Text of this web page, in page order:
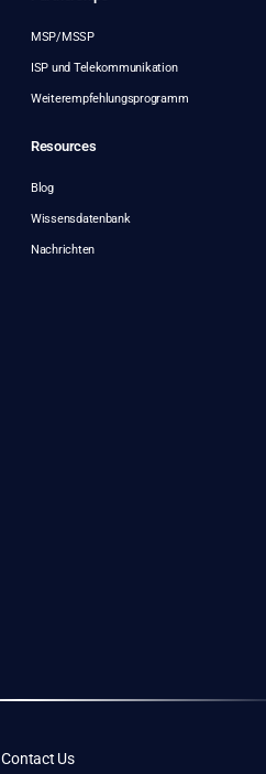
MSP/MSSP
ISP und Telekommunikation
Weiterempfehlungsprogramm
Resources
Blog
Wissensdatenbank
Nachrichten
Contact Us